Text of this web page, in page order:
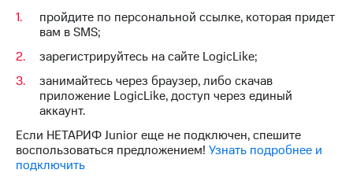
Перейти
eSIM
Для дома
Выберите
и подключите
ТВ
с выгодным
тарифом
Личный
кабинет
и
Личный
кабинет
спутникового
ТВ
Скачать
приложение
пройдите по персональной ссылке, которая придет
вам в SMS;
зарегистрируйтесь на сайте LogicLike;
занимайтесь через браузер, либо скачав
приложение LogicLike, доступ через единый
аккаунт.
Если НЕТАРИФ Junior еще не подключен, спешите
воспользоваться предложением! Узнать подробнее и
подключить